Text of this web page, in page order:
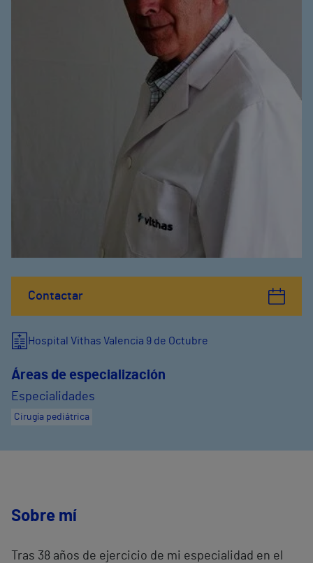
Contactar
Hospital Vithas Valencia 9 de Octubre
Áreas de especialización
Especialidades
Cirugía pediátrica
Sobre mí
Tras 38 años de ejercicio de mi especialidad en el